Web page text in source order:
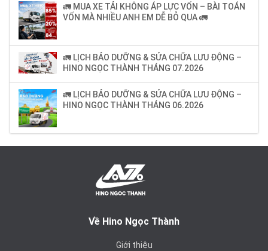
🚛 MUA XE TẢI KHÔNG ÁP LỰC VỐN – BÀI TOÁN
VỐN MÀ NHIỀU ANH EM DỄ BỎ QUA 🚛
🚛 LỊCH BẢO DƯỠNG & SỬA CHỮA LƯU ĐỘNG –
HINO NGỌC THÀNH THÁNG 07.2026
🚛 LỊCH BẢO DƯỠNG & SỬA CHỮA LƯU ĐỘNG –
HINO NGỌC THÀNH THÁNG 06.2026
Về Hino Ngọc Thành
Giới thiệu